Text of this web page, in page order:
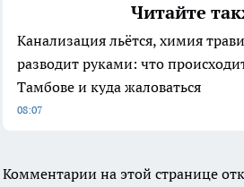
Читайте
Канализация льётся, химия
разводит руками: что
Тамбове и куда жаловаться
08:07
Комментарии на этой странице